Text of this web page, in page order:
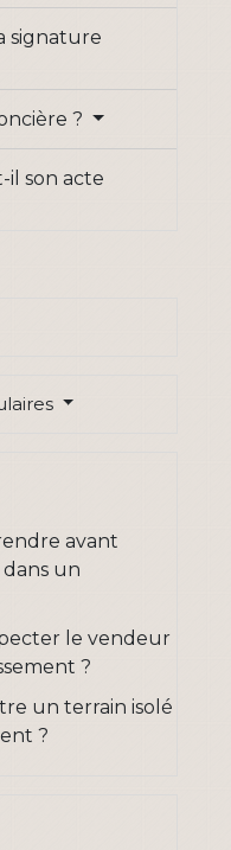
signature
?
son acte
avant
un
le vendeur
?
un terrain isolé
?